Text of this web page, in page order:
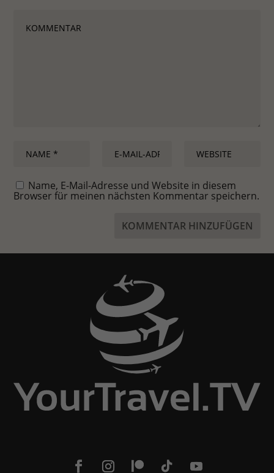
Name, E-Mail-Adresse und Website in diesem
Browser für meinen nächsten Kommentar speichern.